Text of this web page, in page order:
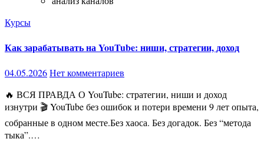
Курсы
Как зарабатывать на YouTube: ниши, стратегии, доход
04.05.2026Нет комментариев
🔥 ВСЯ ПРАВДА О YouTube: стратегии, ниши и доход
изнутри 🎬 YouTube без ошибок и потери времени 9 лет опыта,
собранные в одном месте.Без хаоса. Без догадок. Без “метода
тыка”.…